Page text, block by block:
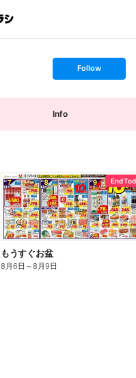
s
t
o
Follow
Info
End
もうすぐお盆
8月6日 ～8月9日